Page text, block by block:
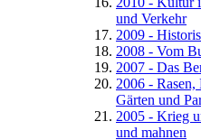
und Verkehr
2009 -
2008 - Vom
2007 - Das
2006 - Rasen,
Gärten und
2005 - Krieg
und mahnen